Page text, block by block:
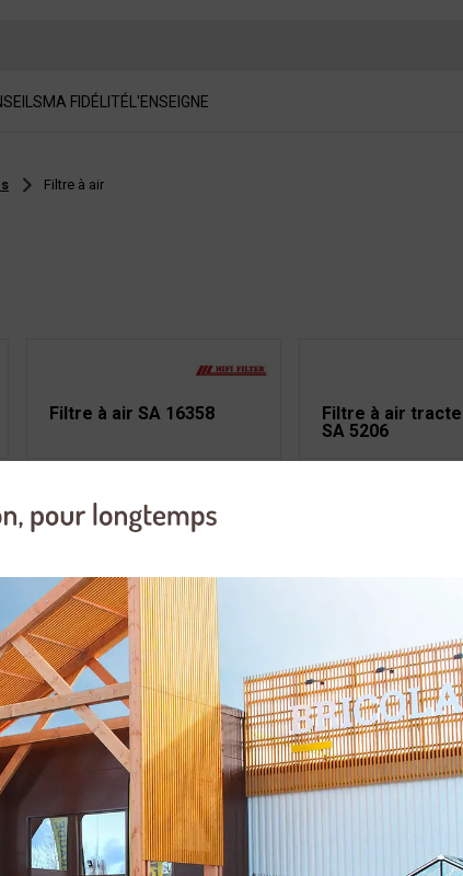
MA FIDÉLITÉL'ENSEIGNE
Filtre à air
Filtre à air SA 16358
Filtre à air
SA 5206